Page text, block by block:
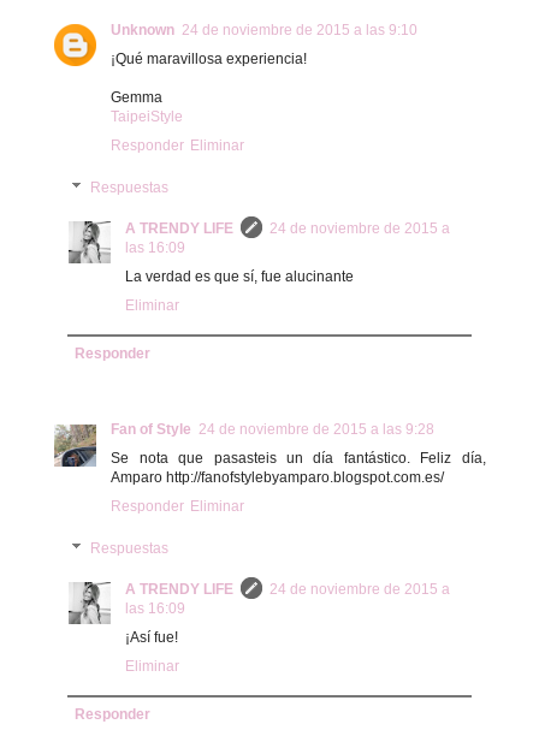
Unknown 24 de noviembre de 2015 a las 9:10
¡Qué maravillosa experiencia!
Gemma
TaipeiStyle
Responder Eliminar
Respuestas
A TRENDY LIFE
24 de noviembre de 2015 a
las 16:09
La verdad es que sí, fue alucinante
Eliminar
Responder
Fan of Style 24 de noviembre de 2015 a las 9:28
Se nota que pasasteis un día fantástico. Feliz día,
Amparo http://fanofstylebyamparo.blogspot.com.es/
Responder Eliminar
Respuestas
A TRENDY LIFE
24 de noviembre de 2015 a
las 16:09
¡Así fue!
Eliminar
Responder